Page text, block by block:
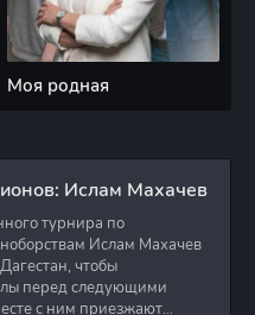
Моя родная
Ислам Махачев
турнира по
Ислам Махачев
чтобы
перед следующими
с ним приезжают